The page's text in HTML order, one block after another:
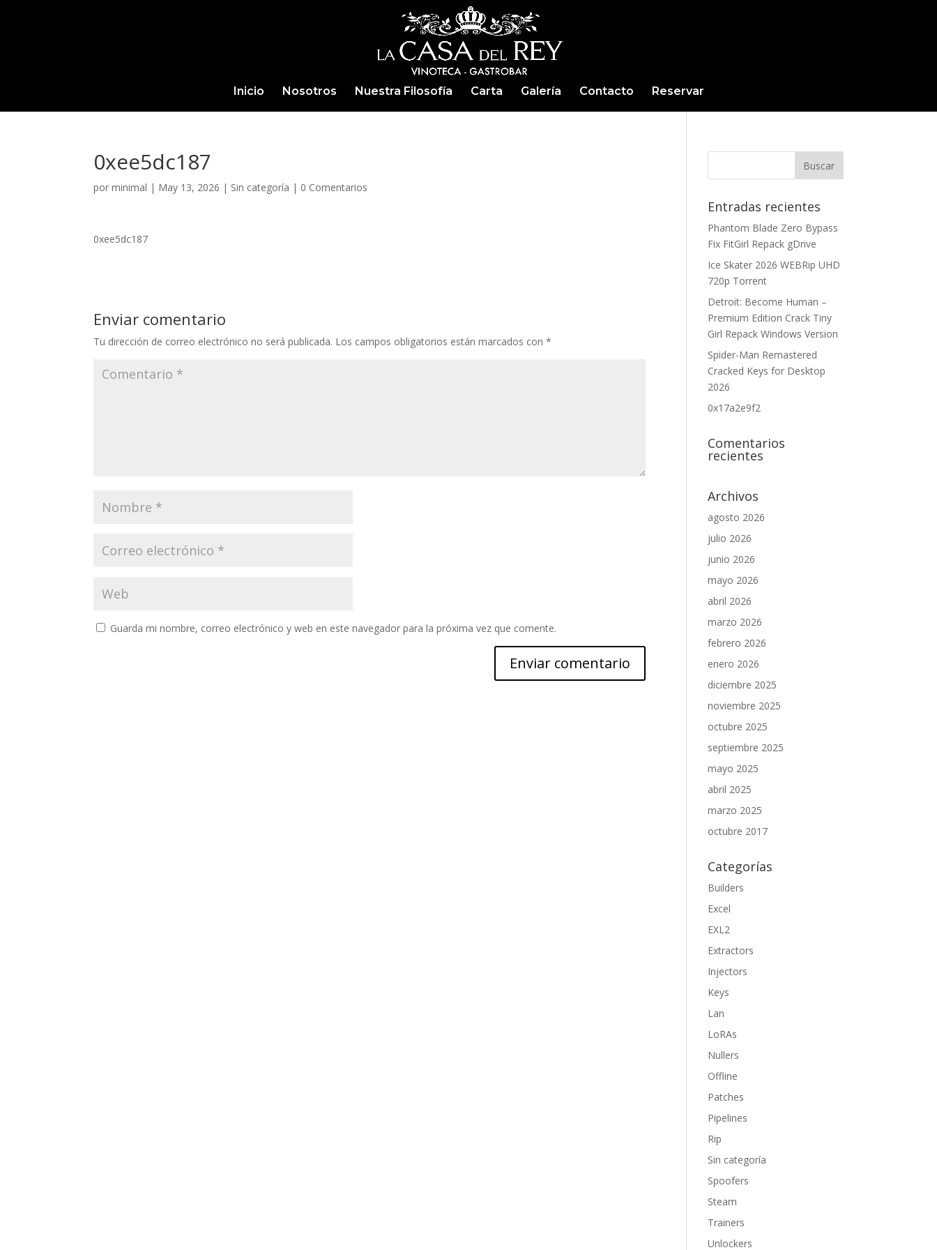
Inicio Nosotros Nuestra Filosofía Carta Galería Contacto Reservar
0xee5dc187
porminimal | May 13, 2026 | Sin categoría | 0 Comentarios
0xee5dc187
Enviar comentario
Tu dirección de correo electrónico no será publicada. Los campos obligatorios están marcados con*
Guarda mi nombre, correo electrónico y web en este navegador para la próxima vez que comente.
Entradas recientes
Phantom Blade Zero Bypass
Fix FitGirl Repack gDrive
Ice Skater 2026 WEBRip UHD
720p Torrent
Detroit: Become Human –
Premium Edition Crack Tiny
Girl Repack Windows Version
Spider-Man Remastered
Cracked Keys for Desktop
2026
0x17a2e9f2
Comentarios
recientes
Archivos
agosto 2026
julio 2026
junio 2026
mayo 2026
abril 2026
marzo 2026
febrero 2026
enero 2026
diciembre 2025
noviembre 2025
octubre 2025
septiembre 2025
mayo 2025
abril 2025
marzo 2025
octubre 2017
Categorías
Builders
Excel
EXL2
Extractors
Injectors
Keys
Lan
LoRAs
Nullers
Offline
Patches
Pipelines
Rip
Sin categoría
Spoofers
Steam
Trainers
Unlockers